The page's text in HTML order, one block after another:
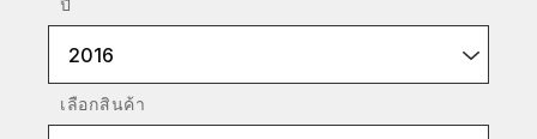
ปี
2016
เลือกสินค้า